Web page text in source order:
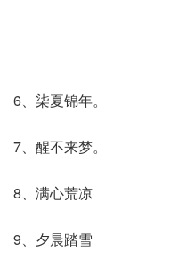
6、柒夏锦年。
7、醒不来梦。
8、满心荒凉
9、夕晨踏雪